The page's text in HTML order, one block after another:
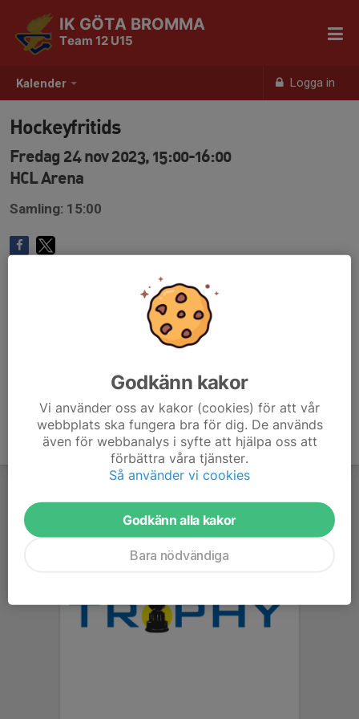
Kalender Logga in
IK GÖTA BROMMA
Team 12 U15
Hockeyfritids
Fredag 24 nov 2023, 15:00-16:00
HCL Arena
Samling: 15:00
Godkänn kakor
Vi använder oss av kakor (cookies) för att vår
webbplats ska fungera bra för dig. De används
även för webbanalys i syfte att hjälpa oss att
förbättra våra tjänster.
Så använder vi cookies
Godkänn alla kakor
Bara nödvändiga